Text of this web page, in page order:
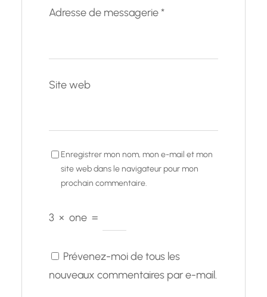
Adresse de messagerie*
Site web
Enregistrer mon nom, mon e-mail et mon
site web dans le navigateur pour mon
prochain commentaire.
3 × one =
Prévenez-moi de tous les
nouveaux commentaires par e-mail.